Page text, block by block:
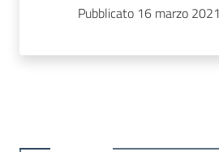
Pubblicato 16 marzo 2021